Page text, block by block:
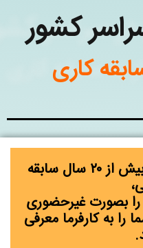
کشور
کاری
موسسه دانش پژوهان با بیش از ۲۰ سال سابقه
را بصورت غیرحضوری
به کارفرما معرفی